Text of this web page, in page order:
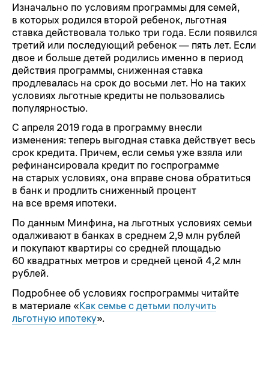
Изначально по условиям программы для семей,
в которых родился второй ребенок, льготная
ставка действовала только три года. Если появился
третий или последующий ребенок — пять лет. Если
двое и больше детей родились именно в период
действия программы, сниженная ставка
продлевалась на срок до восьми лет. Но на таких
условиях льготные кредиты не пользовались
популярностью.
С апреля 2019 года в программу внесли
изменения: теперь выгодная ставка действует весь
срок кредита. Причем, если семья уже взяла или
рефинансировала кредит по госпрограмме
на старых условиях, она вправе снова обратиться
в банк и продлить сниженный процент
на все время ипотеки.
По данным Минфина, на льготных условиях семьи
одалживают в банках в среднем 2,9 млн рублей
и покупают квартиры со средней площадью
60 квадратных метров и средней ценой 4,2 млн
рублей.
Подробнее об условиях госпрограммы читайте
в материале «Как семье с детьми получить
льготную ипотеку».